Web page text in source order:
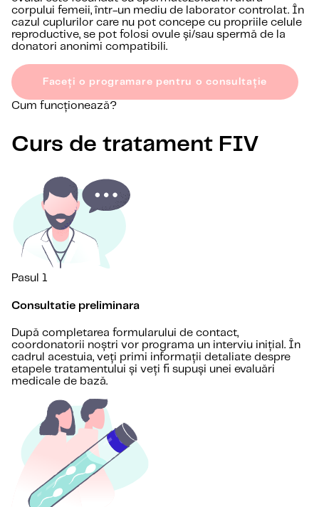
corpului femeii, într-un mediu de laborator controlat. În
cazul cuplurilor care nu pot concepe cu propriile celule
reproductive, se pot folosi ovule și/sau spermă de la
donatori anonimi compatibili.
Faceți o programare pentru o consultație
Cum funcționează?
Curs de tratament FIV
Pasul 1
Consultatie preliminara
După completarea formularului de contact,
coordonatorii noștri vor programa un interviu inițial. În
cadrul acestuia, veți primi informații detaliate despre
etapele tratamentului și veți fi supuși unei evaluări
medicale de bază.